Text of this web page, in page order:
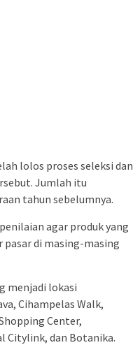
lolos proses seleksi dan
Jumlah itu
tahun sebelumnya.
agar produk yang
di masing-masing
menjadi lokasi
Cihampelas Walk,
Center,
Citylink, dan Botanika.